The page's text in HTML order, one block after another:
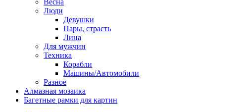
Весна
Люди
Девушки
Пары, страсть
Лица
Для мужчин
Техника
Корабли
Машины/Автомобили
Разное
Алмазная мозаика
Багетные рамки для картин